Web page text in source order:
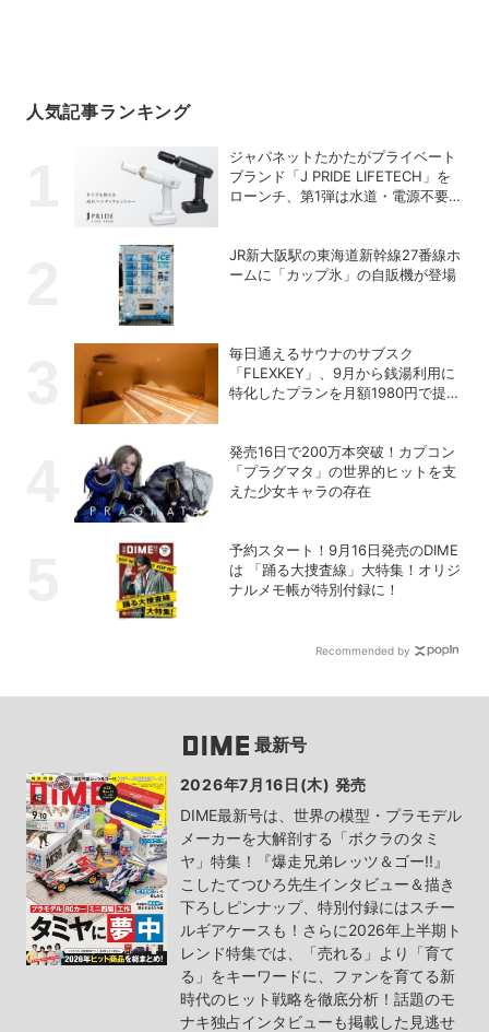
人気記事ランキング
ジャパネットたかたがプライベート
ブランド「J PRIDE LIFETECH」を
ローンチ、第1弾は水道・電源不要
JR新大阪駅の東海道新幹線27番線ホ
ームに「カップ氷」の自販機が登場
毎日通えるサウナのサブスク
「FLEXKEY」、9月から銭湯利用に
特化したプランを月額1980円で提供
発売16日で200万本突破！カプコン
「プラグマタ」の世界的ヒットを支
えた少女キャラの存在
予約スタート！9月16日発売のDIME
は 「踊る大捜査線」大特集！オリジ
ナルメモ帳が特別付録に！
Recommended by
最新号
2026年7月16日(木) 発売
DIME最新号は、世界の模型・プラモデル
メーカーを大解剖する「ボクラのタミ
ヤ」特集！『爆走兄弟レッツ＆ゴー!!』
こしたてつひろ先生インタビュー＆描き
下ろしピンナップ、特別付録にはスチー
ルギアケースも！さらに2026年上半期ト
レンド特集では、「売れる」より「育て
る」をキーワードに、ファンを育てる新
時代のヒット戦略を徹底分析！話題のモ
ナキ独占インタビューも掲載した見逃せ